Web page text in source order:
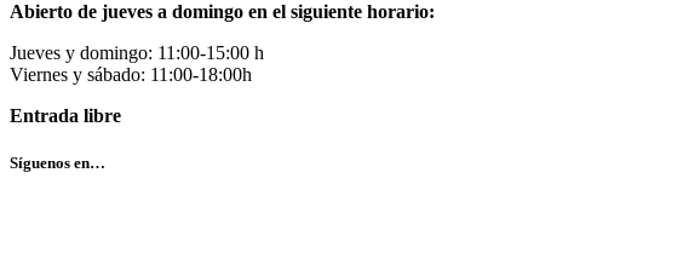
Abierto de jueves a domingo en el siguiente horario:
Jueves y domingo: 11:00-15:00 h
Viernes y sábado: 11:00-18:00h
Entrada libre
Síguenos en…